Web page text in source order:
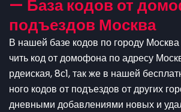
— База кодов от
подъездов Москва
В нашей базе кодов по городу
чить код от домофона по адресу
рдеиская, 8с1, так же в нашей
ного кодов от подъездов от других
дневными добавлениями новых и